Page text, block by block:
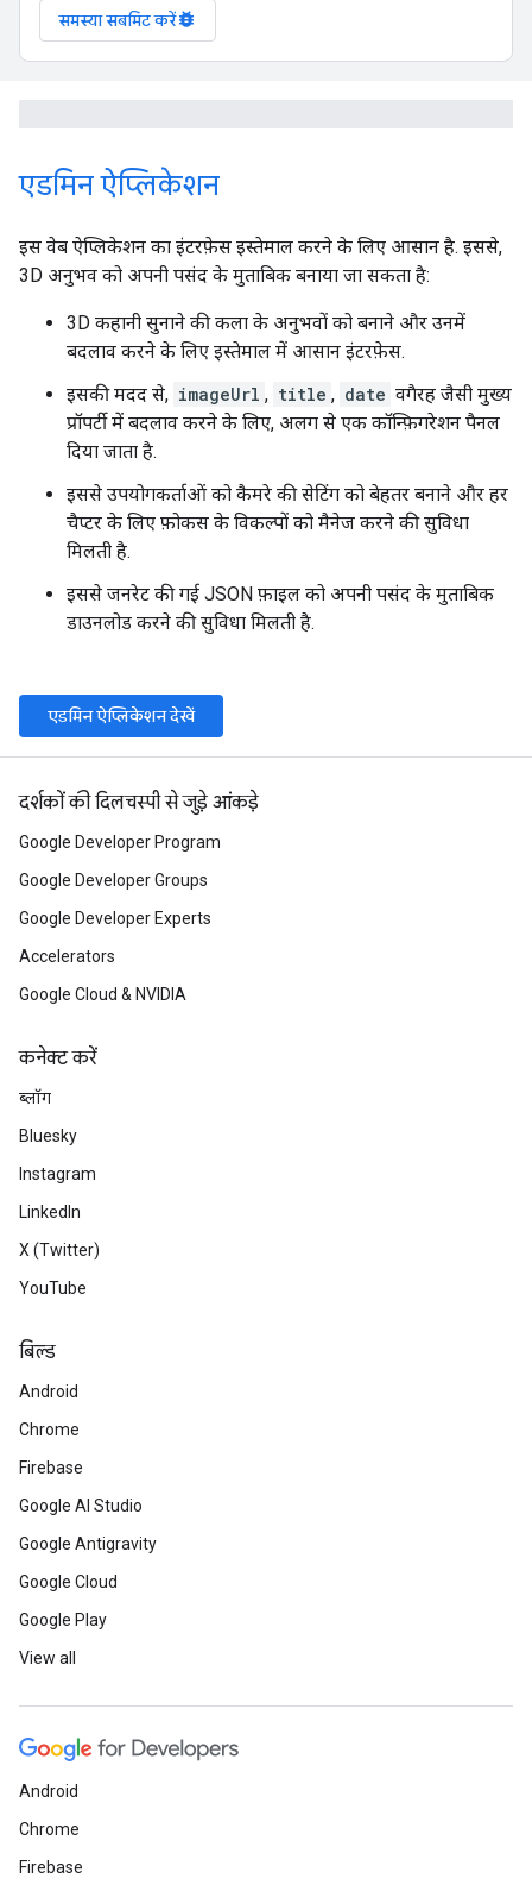
समस्या सबमिट करेंbug_report
एडमिन ऐप्लिकेशन
इस वेब ऐप्लिकेशन का इंटरफ़ेस इस्तेमाल करने के लिए आसान है. इससे,
3D अनुभव को अपनी पसंद के मुताबिक बनाया जा सकता है:
3D कहानी सुनाने की कला के अनुभवों को बनाने और उनमें
बदलाव करने के लिए इस्तेमाल में आसान इंटरफ़ेस.
इसकी मदद से, imageUrl , title , date वगैरह जैसी मुख्य
प्रॉपर्टी में बदलाव करने के लिए, अलग से एक कॉन्फ़िगरेशन पैनल
दिया जाता है.
इससे उपयोगकर्ताओं को कैमरे की सेटिंग को बेहतर बनाने और हर
चैप्टर के लिए फ़ोकस के विकल्पों को मैनेज करने की सुविधा
मिलती है.
इससे जनरेट की गई JSON फ़ाइल को अपनी पसंद के मुताबिक
डाउनलोड करने की सुविधा मिलती है.
एडमिन ऐप्लिकेशन देखें
दर्शकों की दिलचस्पी से जुड़े आंकड़े
Google Developer Program
Google Developer Groups
Google Developer Experts
Accelerators
Google Cloud & NVIDIA
कनेक्ट करें
ब्लॉग
Bluesky
Instagram
LinkedIn
X (Twitter)
YouTube
बिल्ड
Android
Chrome
Firebase
Google AI Studio
Google Antigravity
Google Cloud
Google Play
View all
Android
Chrome
Firebase